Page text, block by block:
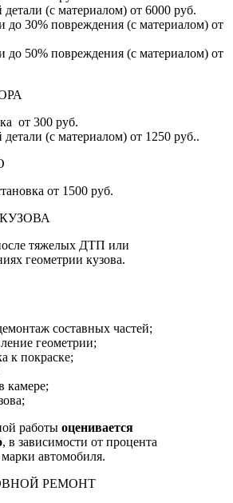
(с материалом) от 6000 руб.
до 30% повреждения (с материалом) от
до 50% повреждения (с материалом) от
от 300 руб.
(с материалом) от 1250 руб..
от 1500 руб.
тяжелых ДТП или
геометрии кузова.
составных частей;
геометрии;
к покраске;
камере;
работы оценивается
, в зависимости от процента
автомобиля.
РЕМОНТ